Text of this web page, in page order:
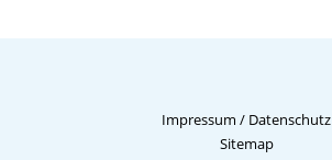
Impressum / Datenschutz
Sitemap